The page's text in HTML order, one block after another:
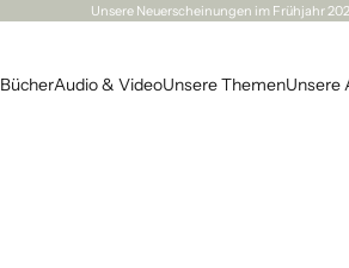
Unsere Neuerscheinungen im Frühjahr
BücherAudio & VideoUnsere ThemenUnsere